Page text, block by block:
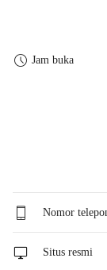
Jam buka
Nomor
Situs resmi